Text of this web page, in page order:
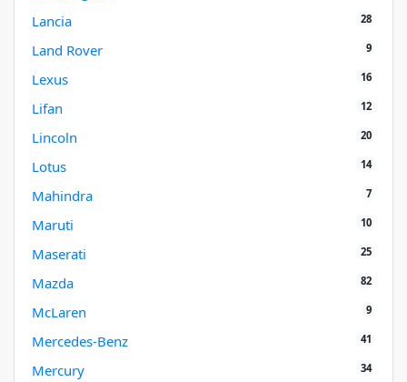
Lancia 28
Land Rover 9
Lexus 16
Lifan 12
Lincoln 20
Lotus 14
Mahindra 7
Maruti 10
Maserati 25
Mazda 82
McLaren 9
Mercedes-Benz 41
Mercury 34